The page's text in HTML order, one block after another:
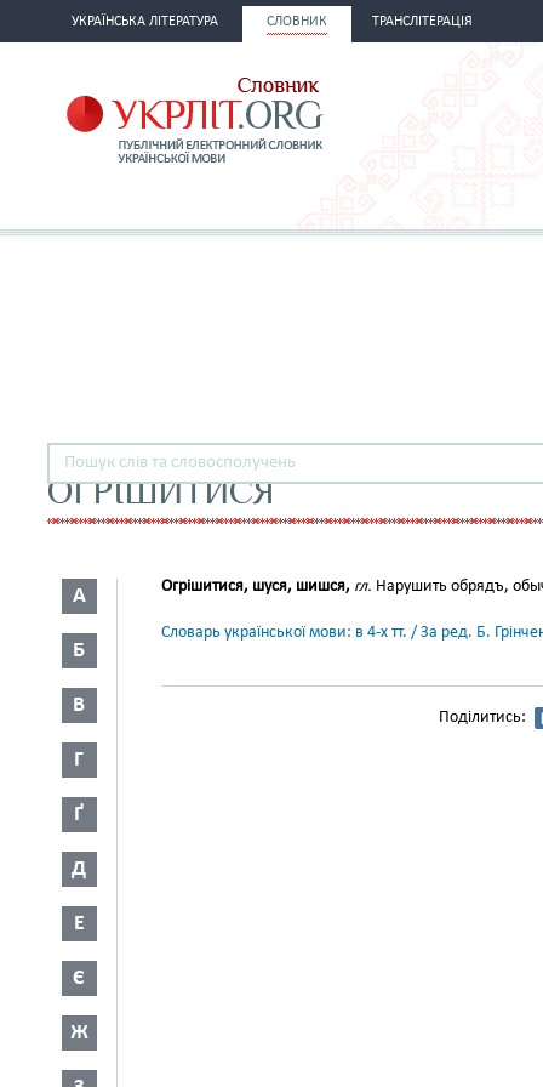
УКРАЇНСЬКА ЛІТЕРАТУРА СЛОВНИК ТРАНСЛІТЕРАЦІЯ
ОГРІШИТИСЯ
А
Б
В
Г
Ґ
Д
Е
Є
Ж
Огрішитися, шуся, шишся, гл. Нарушить обрядъ,
Словарь української мови: в 4-х тт. / За ред. Б.
Поділитись: